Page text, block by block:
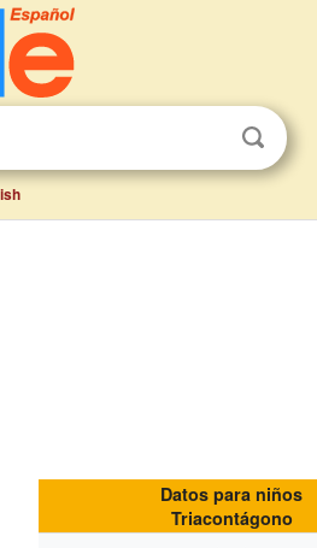
Datos para niños
Triacontágono